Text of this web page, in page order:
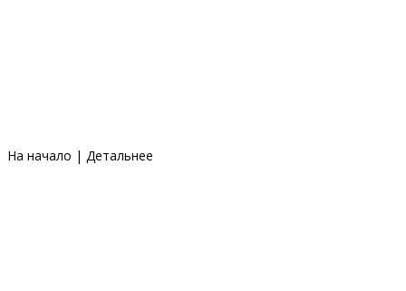
На начало | Детальнее